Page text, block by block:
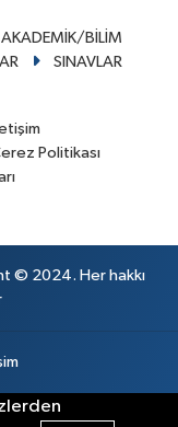
AKADEMİK/BİLİM
SINAVLAR
Politikası
© 2024. Her hakkı